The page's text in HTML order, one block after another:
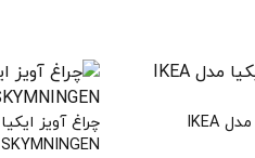
چراغ آویز ایکیا مدل IKEA
SKYMNINGEN